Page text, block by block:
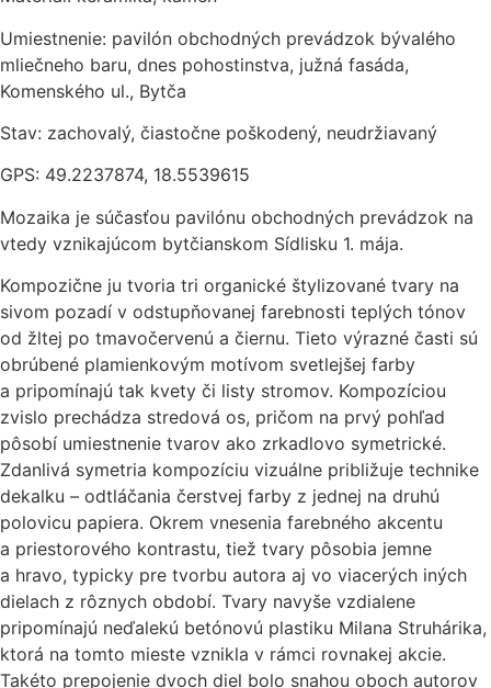
Umiestnenie: pavilón obchodných prevádzok bývalého
mliečneho baru, dnes pohostinstva, južná fasáda,
Komenského ul., Bytča
Stav: zachovalý, čiastočne poškodený, neudržiavaný
GPS: 49.2237874, 18.5539615
Mozaika je súčasťou pavilónu obchodných prevádzok na
vtedy vznikajúcom bytčianskom Sídlisku 1. mája.
Kompozične ju tvoria tri organické štylizované tvary na
sivom pozadí v odstupňovanej farebnosti teplých tónov
od žltej po tmavočervenú a čiernu. Tieto výrazné časti sú
obrúbené plamienkovým motívom svetlejšej farby
a pripomínajú tak kvety či listy stromov. Kompozíciou
zvislo prechádza stredová os, pričom na prvý pohľad
pôsobí umiestnenie tvarov ako zrkadlovo symetrické.
Zdanlivá symetria kompozíciu vizuálne približuje technike
dekalku – odtláčania čerstvej farby z jednej na druhú
polovicu papiera. Okrem vnesenia farebného akcentu
a priestorového kontrastu, tiež tvary pôsobia jemne
a hravo, typicky pre tvorbu autora aj vo viacerých iných
dielach z rôznych období. Tvary navyše vzdialene
pripomínajú neďalekú betónovú plastiku Milana Struhárika,
ktorá na tomto mieste vznikla v rámci rovnakej akcie.
Takéto prepojenie dvoch diel bolo snahou oboch autorov